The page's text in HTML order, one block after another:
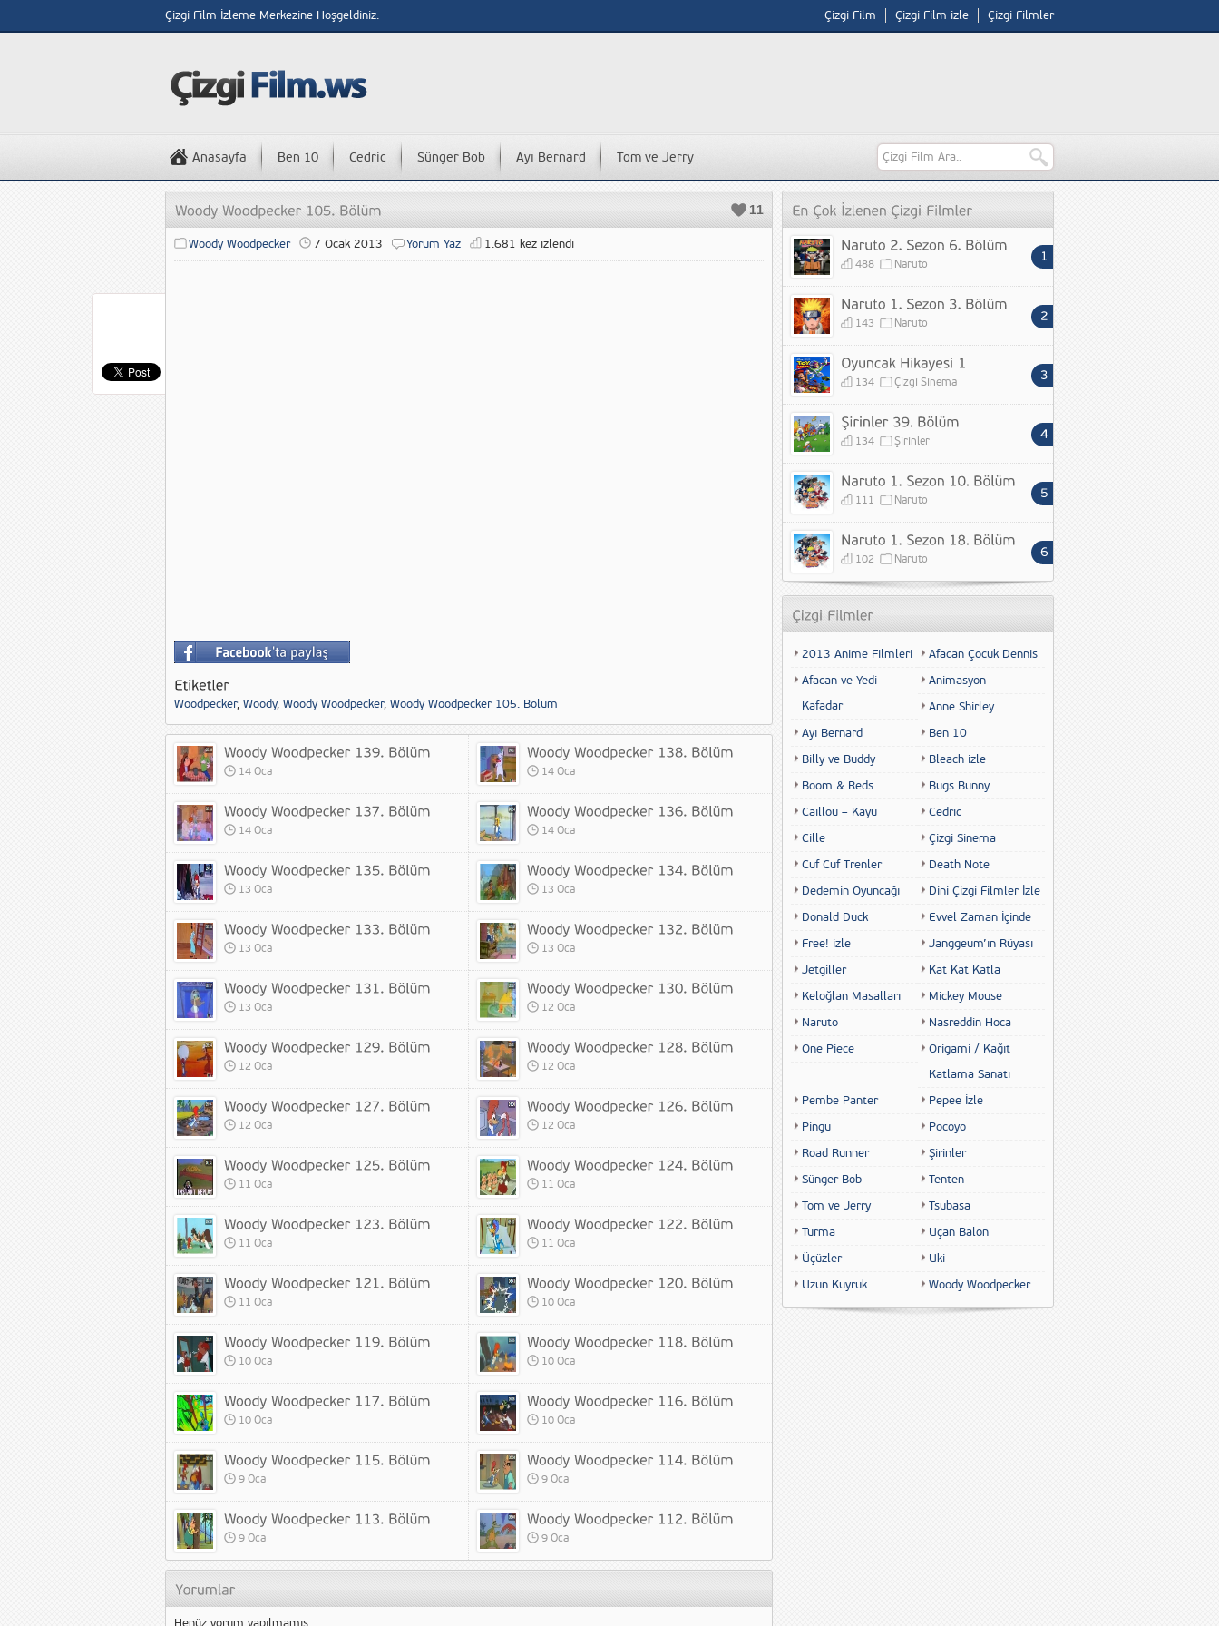
Çizgi Film İzleme Merkezine Hoşgeldiniz. Çizgi Film Çizgi Film izle Çizgi Filmler
Anasayfa Ben 10 Cedric Sünger Bob Ayı Bernard Tom ve Jerry
11
Woody Woodpecker 7 Ocak 2013 Yorum Yaz 1.681 kez izlendi
Woodpecker, Woody, Woody Woodpecker, Woody Woodpecker 105. Bölüm
14 Oca 14 Oca
14 Oca 14 Oca
13 Oca 13 Oca
13 Oca 13 Oca
13 Oca 12 Oca
12 Oca 12 Oca
12 Oca 12 Oca
11 Oca 11 Oca
11 Oca 11 Oca
11 Oca 10 Oca
10 Oca 10 Oca
10 Oca 10 Oca
9 Oca 9 Oca
9 Oca 9 Oca
488 Naruto
143 Naruto
134 Çizgi Sinema
134 Şirinler
111 Naruto
102 Naruto
2013 Anime Filmleri
Afacan Çocuk Dennis
Afacan ve Yedi
Kafadar
Animasyon
Anne Shirley
Ayı Bernard
Ben 10
Billy ve Buddy
Bleach izle
Boom & Reds
Bugs Bunny
Caillou – Kayu
Cedric
Cille
Çizgi Sinema
Cuf Cuf Trenler
Death Note
Dedemin Oyuncağı
Dini Çizgi Filmler İzle
Donald Duck
Evvel Zaman İçinde
Free! izle
Janggeum’ın Rüyası
Jetgiller
Kat Kat Katla
Keloğlan Masalları
Mickey Mouse
Naruto
Nasreddin Hoca
One Piece
Origami / Kağıt
Katlama Sanatı
Pembe Panter
Pepee İzle
Pingu
Pocoyo
Road Runner
Şirinler
Sünger Bob
Tenten
Tom ve Jerry
Tsubasa
Turma
Uçan Balon
Üçüzler
Uki
Uzun Kuyruk
Woody Woodpecker